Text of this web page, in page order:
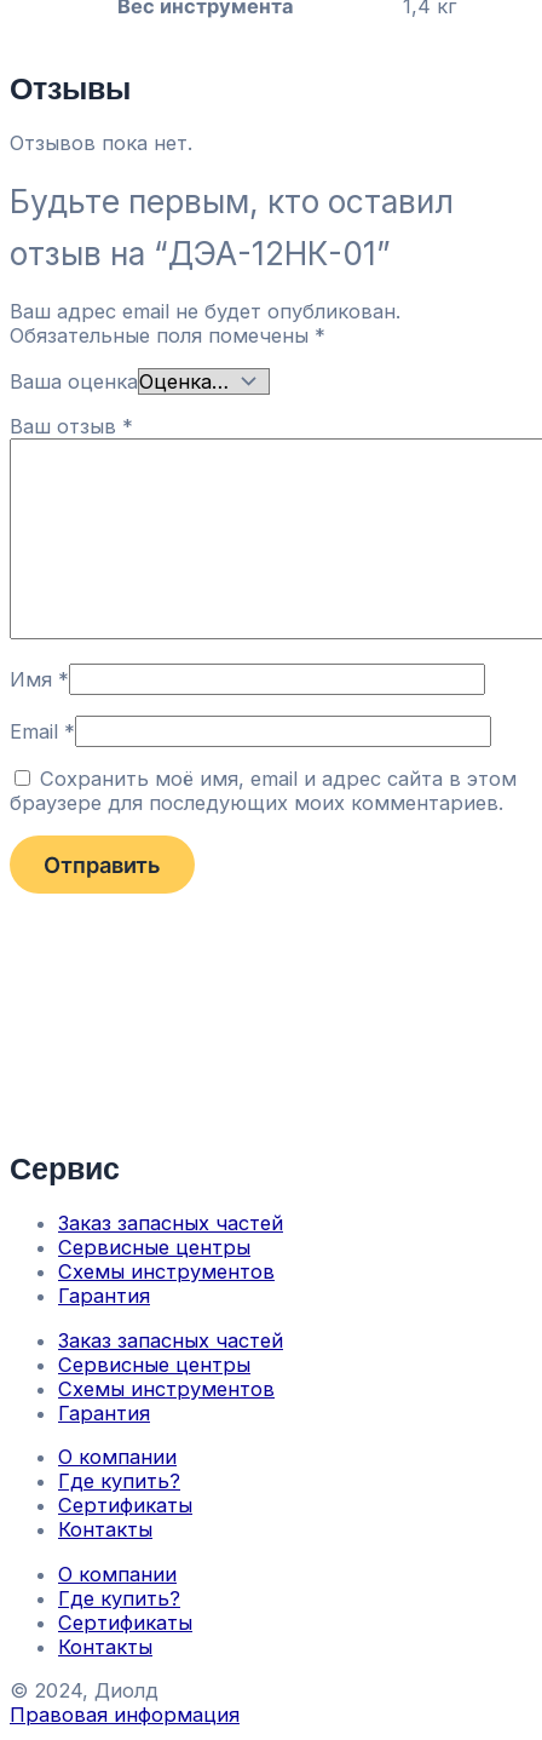
Вес инструмента 1,4 кг
Отзывы
Отзывов пока нет.
Будьте первым, кто оставил
отзыв на “ДЭА-12НК-01”
Ваш адрес email не будет опубликован.
Обязательные поля помечены *
Ваша оценка
Ваш отзыв *
Имя *
Email *
Сохранить моё имя, email и адрес сайта в этом
браузере для последующих моих комментариев.
Сервис
Заказ запасных частей
Сервисные центры
Схемы инструментов
Гарантия
Заказ запасных частей
Сервисные центры
Схемы инструментов
Гарантия
О компании
Где купить?
Сертификаты
Контакты
О компании
Где купить?
Сертификаты
Контакты
© 2024, Диолд
Правовая информация